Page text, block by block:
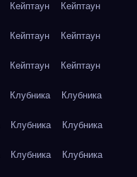
Кейптаун Кейптаун
Кейптаун Кейптаун
Кейптаун Кейптаун
Клубника Клубника
Клубника Клубника
Клубника Клубника